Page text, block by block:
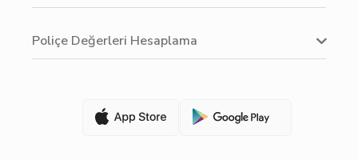
Poliçe Değerleri Hesaplama